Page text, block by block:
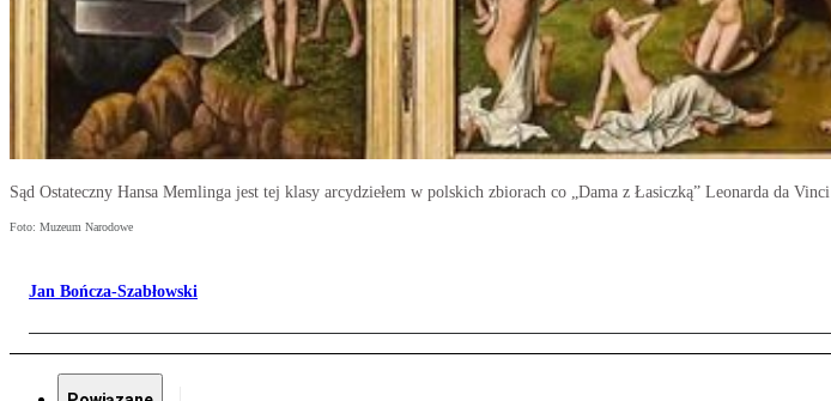
Sąd Ostateczny Hansa Memlinga jest tej klasy arcydziełem w polskich zbiorach co „Dama z Łasiczką” Leonarda da Vinci
Foto: Muzeum Narodowe
Jan Bończa-Szabłowski